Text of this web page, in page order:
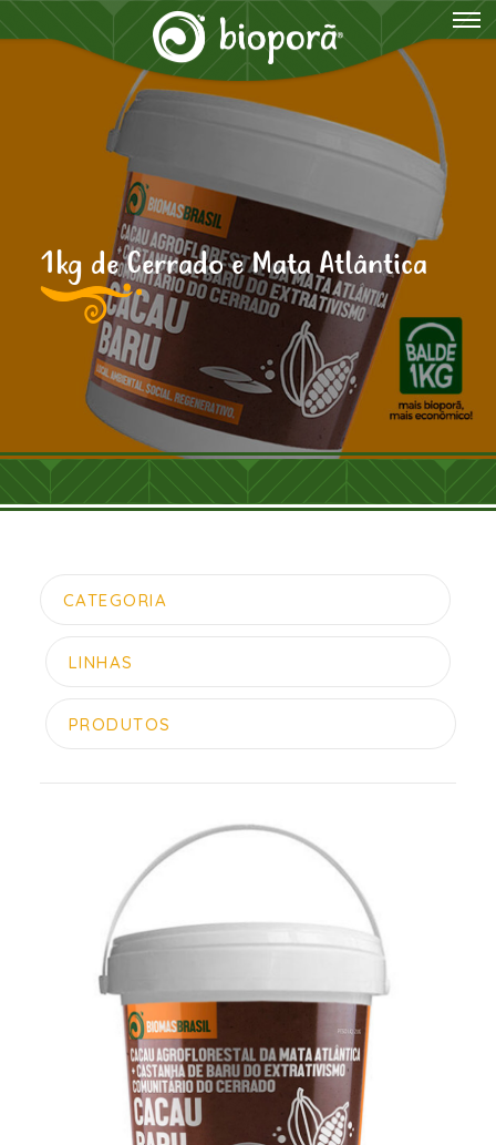
1kg de Cerrado e Mata Atlântica